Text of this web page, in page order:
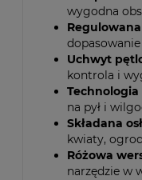
wygodna
Uchwyt
kontrola i
Technologia
na pył i
Składana
kwiaty,
Różowa
narzędzie w